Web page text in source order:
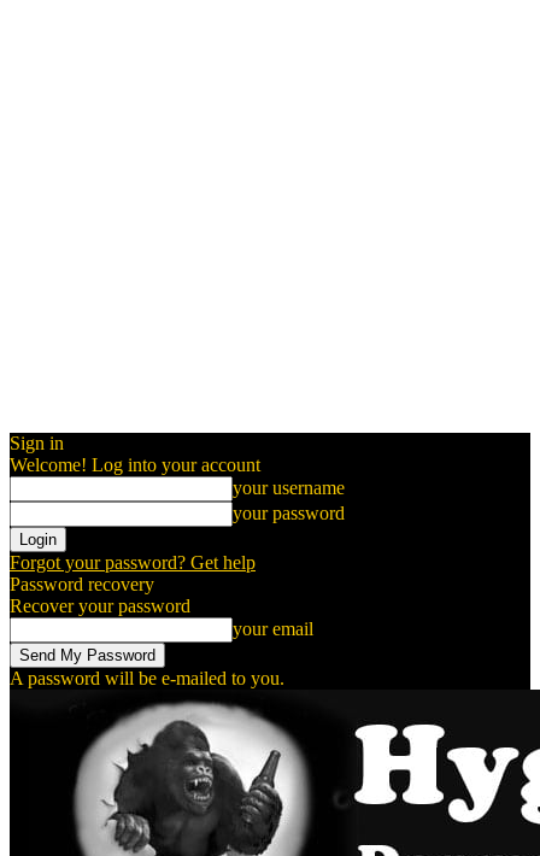
Sign in
Welcome! Log into your account
your username
your password
Forgot your password? Get help
Password recovery
Recover your password
your email
A password will be e-mailed to you.